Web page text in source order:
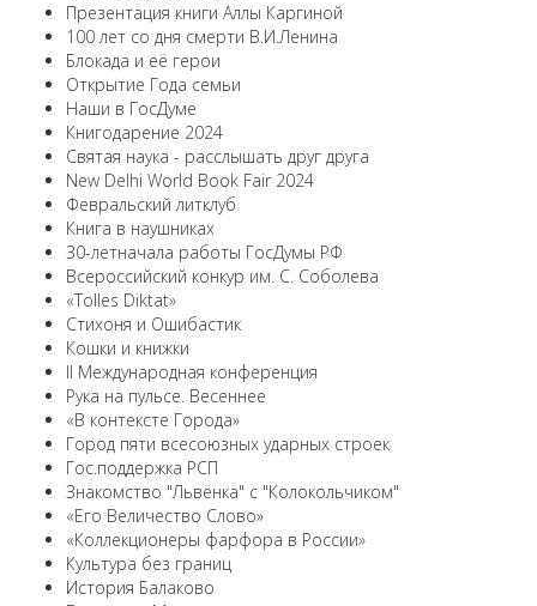
Презентация книги Аллы Каргиной
100 лет со дня смерти В.И.Ленина
Блокада и её герои
Открытие Года семьи
Наши в ГосДуме
Книгодарение 2024
Святая наука - расслышать друг друга
New Delhi World Book Fair 2024
Февральский литклуб
Книга в наушниках
30-летначала работы ГосДумы РФ
Всероссийский конкур им. С. Соболева
«Tolles Diktat»
Стихоня и Ошибастик
Кошки и книжки
II Международная конференция
Рука на пульсе. Весеннее
«В контексте Города»
Город пяти всесоюзных ударных строек
Гос.поддержка РСП
Знакомство "Львёнка" с "Колокольчиком"
«Его Величество Слово»
«Коллекционеры фарфора в России»
Культура без границ
История Балаково